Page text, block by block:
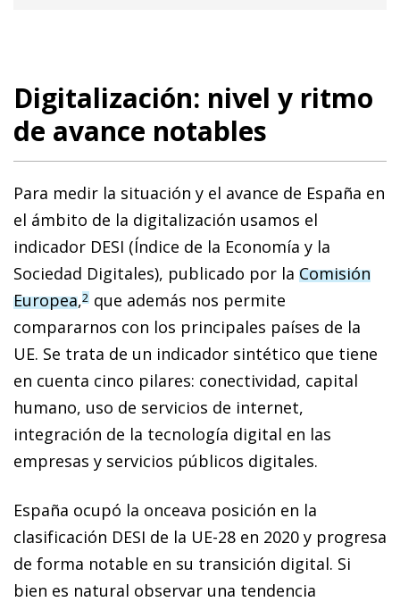
Digitalización: nivel y ritmo
de avance notables
Para medir la situación y el avance de España en
el ámbito de la digitalización usamos el
indicador DESI (Índice de la Economía y la
Sociedad Digitales), publicado por la Comisión
Europea,2 que además nos permite
compararnos con los principales países de la
UE. Se trata de un indicador sintético que tiene
en cuenta cinco pilares: conectividad, capital
humano, uso de servicios de internet,
integración de la tecnología digital en las
empresas y servicios públicos digitales.
España ocupó la onceava posición en la
clasificación DESI de la UE-28 en 2020 y progresa
de forma notable en su transición digital. Si
bien es natural observar una tendencia